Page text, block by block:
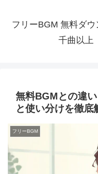
フリーBGM 無料ダ
千曲以上
無料BGMとの違
と使い分けを徹底
フリーBGM